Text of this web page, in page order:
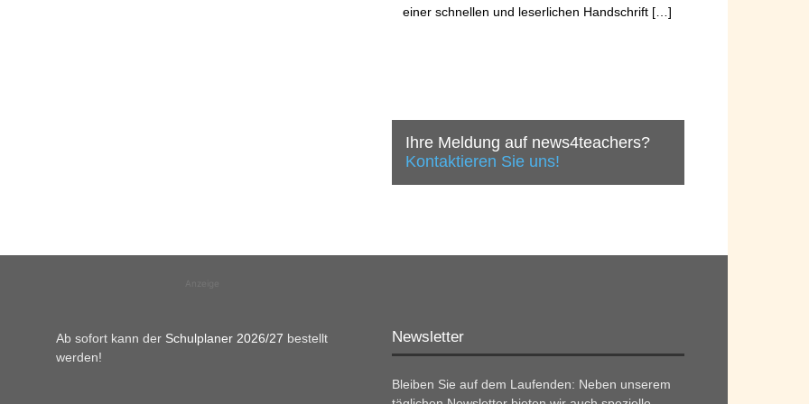
einer schnellen und leserlichen Handschrift […]
Ihre Meldung auf news4teachers?
Kontaktieren Sie uns!
Ab sofort kann der Schulplaner 2026/27 bestellt
werden!
Newsletter
Bleiben Sie auf dem Laufenden: Neben unserem